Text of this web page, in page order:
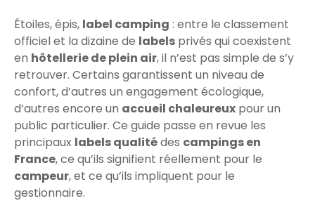
Étoiles, épis, label camping : entre le classement
officiel et la dizaine de labels privés qui coexistent
en hôtellerie de plein air, il n’est pas simple de s’y
retrouver. Certains garantissent un niveau de
confort, d’autres un engagement écologique,
d’autres encore un accueil chaleureux pour un
public particulier. Ce guide passe en revue les
principaux labels qualitédes campings en
France, ce qu’ils signifient réellement pour le
campeur, et ce qu’ils impliquent pour le
gestionnaire.